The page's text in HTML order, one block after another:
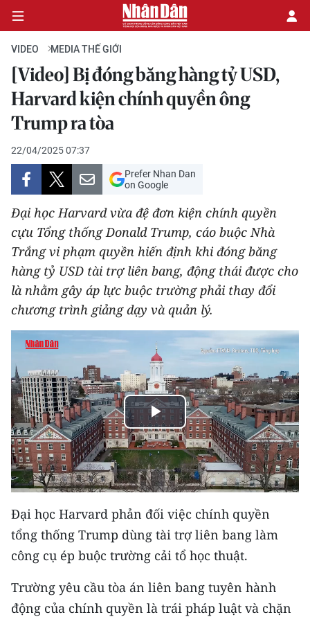
CHÍNH TRỊ
KINH TẾ
VĂN HÓA
XÃ HỘI
PHÁP LUẬT
DU LỊCH
THẾ GIỚI
THỂ THAO
Y TẾ
KHOA HỌC - CÔNG NGHỆ
MÔI TRƯỜNG
BẠN ĐỌC
KIỂM CHỨNG THÔNG TIN
TRI THỨC CHUYÊN SÂU
54 DÂN TỘC VIỆT NAM
VIDEO MEDIA THẾ GIỚI
[Video] Bị đóng băng hàng tỷ USD,
Harvard kiện chính quyền ông
Trump ra tòa
22/04/2025 07:37
Prefer Nhan Dan
on Google
Đại học Harvard vừa đệ đơn kiện chính quyền
cựu Tổng thống Donald Trump, cáo buộc Nhà
Trắng vi phạm quyền hiến định khi đóng băng
hàng tỷ USD tài trợ liên bang, động thái được cho
là nhằm gây áp lực buộc trường phải thay đổi
chương trình giảng dạy và quản lý.
Play
Video
Đại học Harvard phản đối việc chính quyền
tổng thống Trump dùng tài trợ liên bang làm
công cụ ép buộc trường cải tổ học thuật.
Trường yêu cầu tòa án liên bang tuyên hành
động của chính quyền là trái pháp luật và chặn